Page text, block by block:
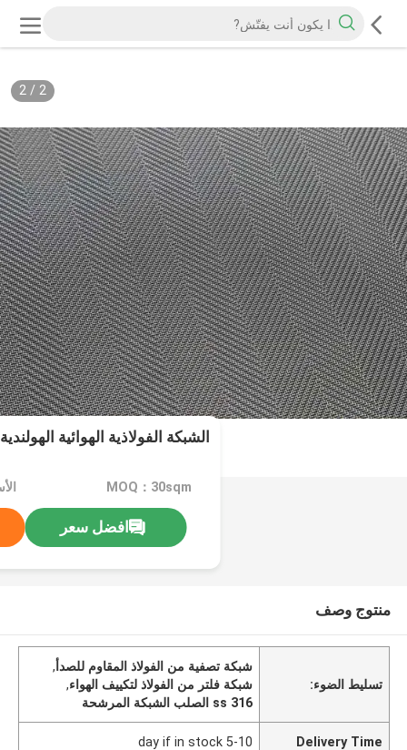
2
/
2
الشبكة الفولاذية الهوائية
MOQ：30sqm
افضل سعر
منتوج وصف
تسليط الضوء:
شبكة تصفية من الفولاذ المقاوم للصدأ,
شبكة فلتر من الفولاذ لتكييف الهواء,
ss 316 الصلب الشبكة المرشحة
Delivery Time
5-10 day if in stock